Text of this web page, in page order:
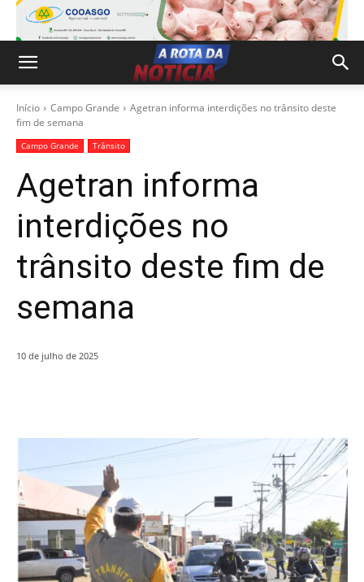
Início Campo Grande
Agetran informa interdições no trânsito deste
fim de semana
Campo Grande Trânsito
Agetran informa
interdições no
trânsito deste fim de
semana
10 de julho de 2025